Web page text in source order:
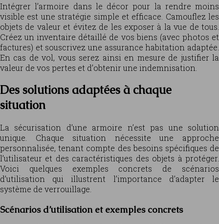
Intégrer l’armoire dans le décor pour la rendre moins
visible est une stratégie simple et efficace. Camouflez les
objets de valeur et évitez de les exposer à la vue de tous.
Créez un inventaire détaillé de vos biens (avec photos et
factures) et souscrivez une assurance habitation adaptée.
En cas de vol, vous serez ainsi en mesure de justifier la
valeur de vos pertes et d’obtenir une indemnisation.
Des solutions adaptées à chaque
situation
La sécurisation d’une armoire n’est pas une solution
unique. Chaque situation nécessite une approche
personnalisée, tenant compte des besoins spécifiques de
l’utilisateur et des caractéristiques des objets à protéger.
Voici quelques exemples concrets de scénarios
d’utilisation qui illustrent l’importance d’adapter le
système de verrouillage.
Scénarios d’utilisation et exemples concrets